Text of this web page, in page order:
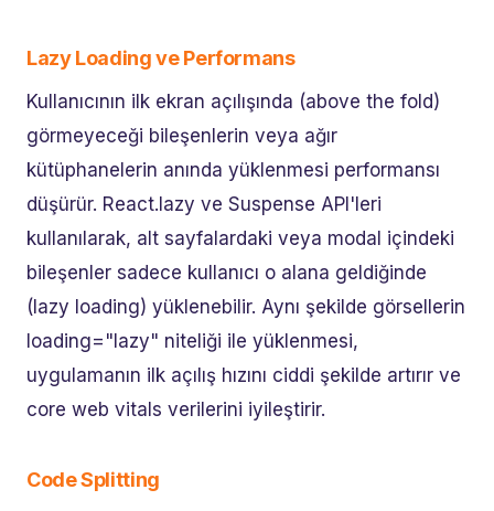
Lazy Loading ve Performans
Kullanıcının ilk ekran açılışında (above the fold)
görmeyeceği bileşenlerin veya ağır
kütüphanelerin anında yüklenmesi performansı
düşürür. React.lazy ve Suspense API'leri
kullanılarak, alt sayfalardaki veya modal içindeki
bileşenler sadece kullanıcı o alana geldiğinde
(lazy loading) yüklenebilir. Aynı şekilde görsellerin
loading="lazy" niteliği ile yüklenmesi,
uygulamanın ilk açılış hızını ciddi şekilde artırır ve
core web vitals verilerini iyileştirir.
Code Splitting